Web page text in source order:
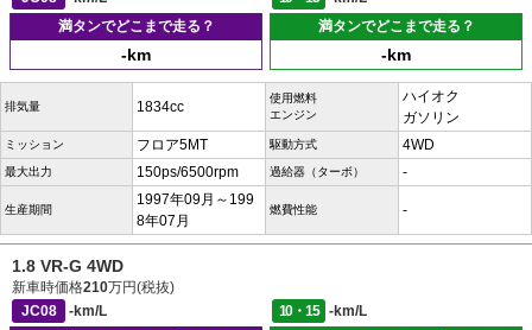
満タンでどこまで走る？
-km
満タンでどこまで走る？
-km
排気量 1834cc
使用燃料
エンジン
ハイオク
ガソリン
ミッション フロア5MT 駆動方式 4WD
最大出力 150ps/6500rpm 過給器（ターボ） -
生産期間
1997年09月～199
8年07月
燃費性能 -
1.8 VR-G 4WD
新車時価格210万円(税抜)
JC08
-km/L 10・15
-km/L